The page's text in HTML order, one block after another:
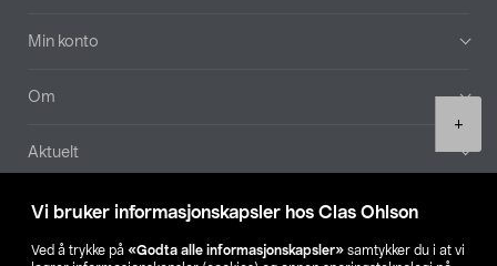
Vi bruker informasjonskapsler hos Clas Ohlson
Ved å trykke på «Godta alle informasjonskapsler» samtykker du i at vi
+
Min konto
Om
Aktuelt
Våre selskaper
Finn din butikk